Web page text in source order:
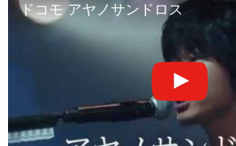
ドコモ アヤノサンドロス